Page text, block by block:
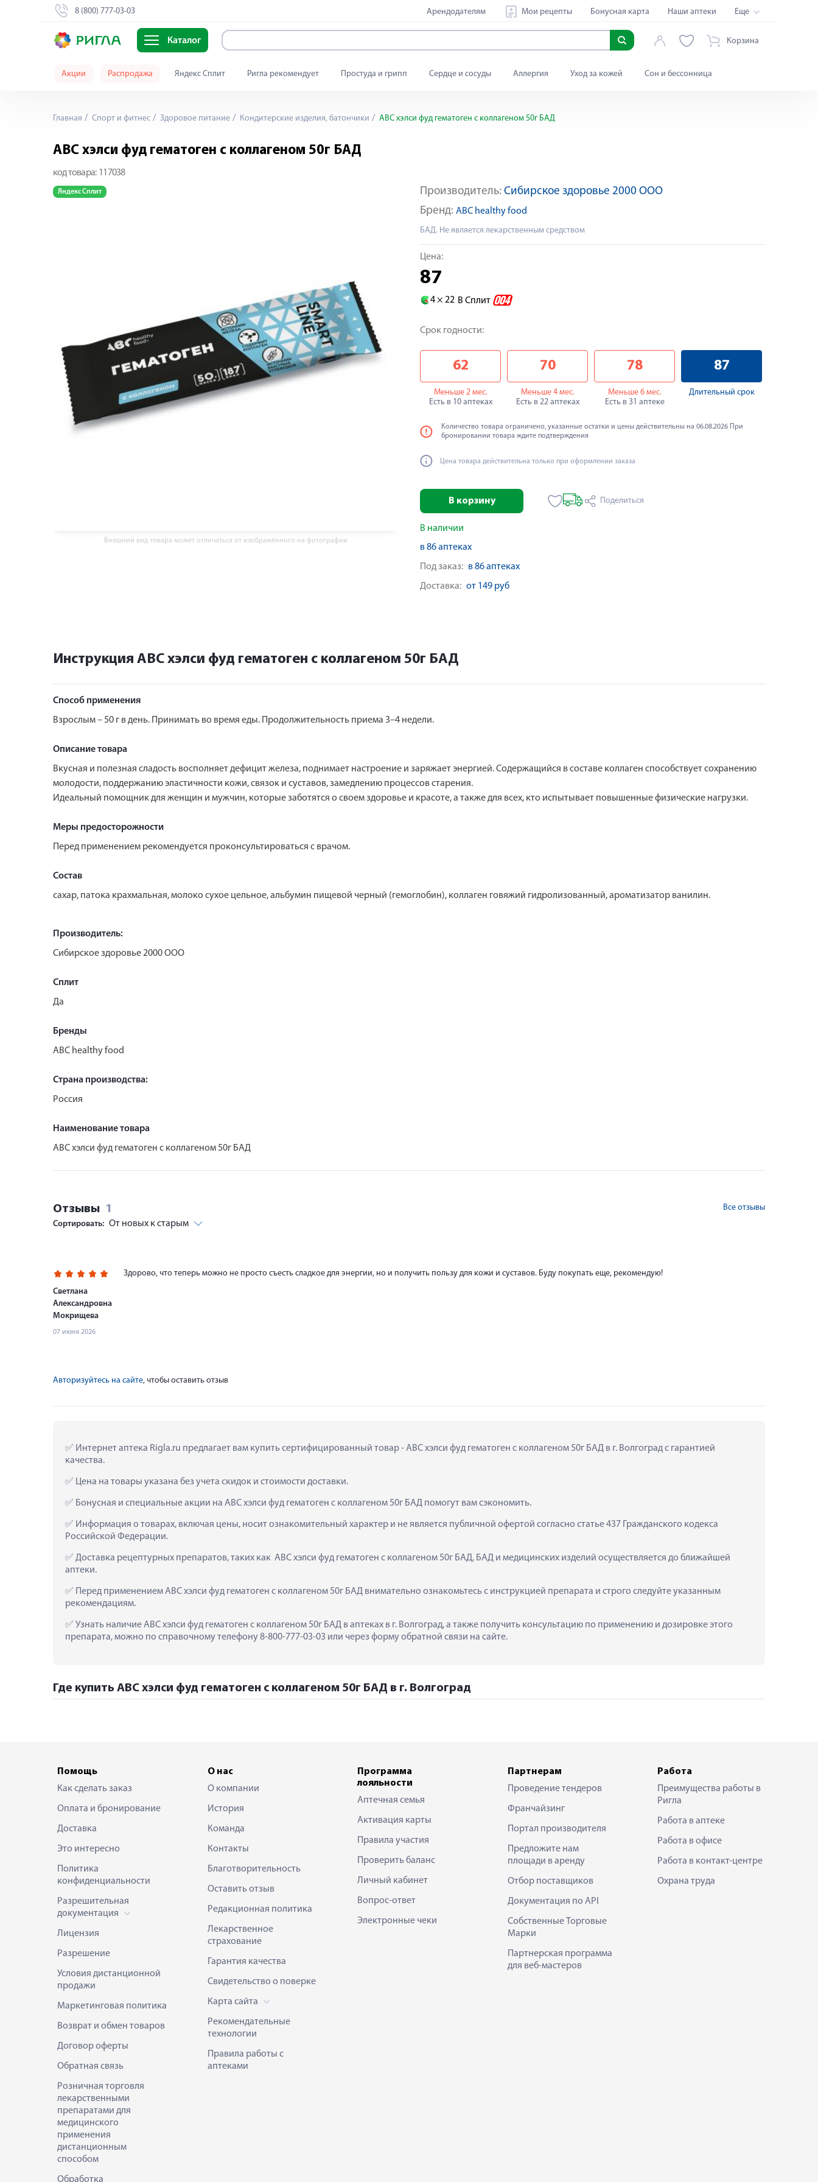
8 (800) 777-03-03 Арендодателям Мои рецепты Бонусная карта Наши аптеки Еще
Каталог Корзина
Акции Распродажа Яндекс Сплит Ригла рекомендует Простуда и грипп Сердце и сосуды Аллергия Уход за кожей Сон и бессонница
Главная Спорт и фитнес Здоровое питание Кондитерские изделия, батончики АВС хэлси фуд гематоген с коллагеном 50г БАД
АВС хэлси фуд гематоген с коллагеном 50г БАД
код товара: 117038
Яндекс Сплит
Внешний вид товара может отличаться от изображённого на фотографии
Производитель: Сибирское здоровье 2000 ООО
Бренд: ABC healthy food
БАД. Не является лекарственным средством
Цена:
87
4 × 22 В Сплит
Срок годности:
62
Меньше 2 мес.
Есть в 10 аптеках
70
Меньше 4 мес.
Есть в 22 аптеках
78
Меньше 6 мес.
Есть в 31 аптеке
87
Длительный срок
Количество товара ограничено, указанные остатки и цены действительны на 06.08.2026 При
бронировании товара ждите подтверждения
Цена товара действительна только при оформлении заказа
В корзину Поделиться
В наличии
в 86 аптеках
Под заказ: в 86 аптеках
Доставка: от 149 руб
Инструкция АВС хэлси фуд гематоген с коллагеном 50г БАД
Способ применения
Взрослым – 50 г в день. Принимать во время еды. Продолжительность приема 3–4 недели.
Описание товара
Вкусная и полезная сладость восполняет дефицит железа, поднимает настроение и заряжает энергией. Содержащийся в составе коллаген способствует сохранению
молодости, поддержанию эластичности кожи, связок и суставов, замедлению процессов старения.
Идеальный помощник для женщин и мужчин, которые заботятся о своем здоровье и красоте, а также для всех, кто испытывает повышенные физические нагрузки.
Меры предосторожности
Перед применением рекомендуется проконсультироваться с врачом.
Состав
сахар, патока крахмальная, молоко сухое цельное, альбумин пищевой черный (гемоглобин), коллаген говяжий гидролизованный, ароматизатор ванилин.
Производитель:
Сибирское здоровье 2000 ООО
Сплит
Да
Бренды
ABC healthy food
Страна производства:
Россия
Наименование товара
АВС хэлси фуд гематоген с коллагеном 50г БАД
Отзывы 1
Все отзывы
Сортировать: От новых к старым
Светлана
Александровна
Мокрищева
07 июня 2026
Здорово, что теперь можно не просто съесть сладкое для энергии, но и получить пользу для кожи и суставов. Буду покупать еще, рекомендую!
Авторизуйтесь на сайте, чтобы оставить отзыв
Интернет аптека Rigla.ru предлагает вам купить сертифицированный товар - АВС хэлси фуд гематоген с коллагеном 50г БАД в г. Волгоград с гарантией
качества.
Цена на товары указана без учета скидок и стоимости доставки.
Бонусная и специальные акции на АВС хэлси фуд гематоген с коллагеном 50г БАД помогут вам сэкономить.
Информация о товарах, включая цены, носит ознакомительный характер и не является публичной офертой согласно статье 437 Гражданского кодекса
Российской Федерации.
Доставка рецептурных препаратов, таких как  АВС хэлси фуд гематоген с коллагеном 50г БАД, БАД и медицинских изделий осуществляется до ближайшей
аптеки.
Перед применением АВС хэлси фуд гематоген с коллагеном 50г БАД внимательно ознакомьтесь с инструкцией препарата и строго следуйте указанным
рекомендациям.
Узнать наличие АВС хэлси фуд гематоген с коллагеном 50г БАД в аптеках в г. Волгоград, а также получить консультацию по применению и дозировке этого
препарата, можно по справочному телефону 8-800-777-03-03 или через форму обратной связи на сайте.
Где купить АВС хэлси фуд гематоген с коллагеном 50г БАД в г. Волгоград
Помощь
Как сделать заказ
Оплата и бронирование
Доставка
Это интересно
Политика
конфиденциальности
Разрешительная
документация
Лицензия
Разрешение
Условия дистанционной
продажи
Маркетинговая политика
Возврат и обмен товаров
Договор оферты
Обратная связь
Розничная торговля
лекарственными
препаратами для
медицинского
применения
дистанционным
способом
Обработка
О нас
О компании
История
Команда
Контакты
Благотворительность
Оставить отзыв
Редакционная политика
Лекарственное
страхование
Гарантия качества
Свидетельство о поверке
Карта сайта
Рекомендательные
технологии
Правила работы с
аптеками
Программа
лояльности
Аптечная семья
Активация карты
Правила участия
Проверить баланс
Личный кабинет
Вопрос-ответ
Электронные чеки
Партнерам
Проведение тендеров
Франчайзинг
Портал производителя
Предложите нам
площади в аренду
Отбор поставщиков
Документация по API
Собственные Торговые
Марки
Партнерская программа
для веб-мастеров
Работа
Преимущества работы в
Ригла
Работа в аптеке
Работа в офисе
Работа в контакт-центре
Охрана труда